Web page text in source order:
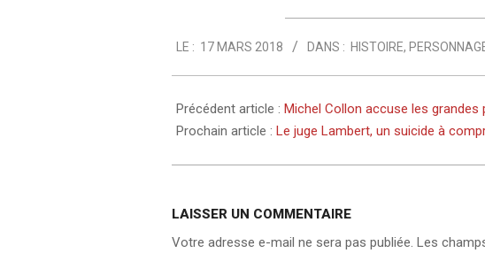
03-
17
LE : 17 MARS 2018 DANS : HISTOIRE,
Précédent article :Michel Collon accuse les
Prochain article :Le juge Lambert, un suicide à
LAISSER UN COMMENTAIRE
Votre adresse e-mail ne sera pas publiée. Les